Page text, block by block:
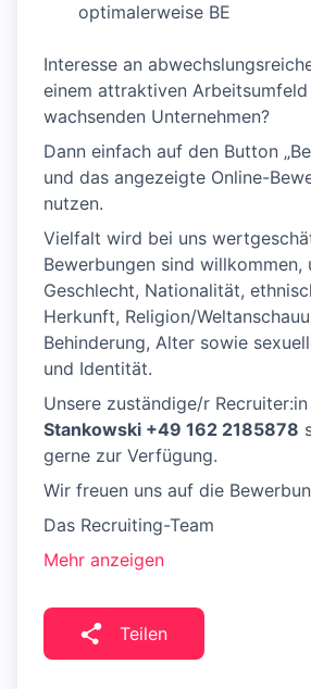
optimalerweise BE
Interesse an
einem attraktiven
wachsenden Unternehmen?
Dann einfach auf den Button
und das angezeigte Online-
nutzen.
Vielfalt wird bei uns
Bewerbungen sind willkommen,
Geschlecht, Nationalität,
Herkunft, Religion/
Behinderung, Alter sowie
und Identität.
Unsere zuständige/r Recruiter:in
Stankowski +49 162 2185878
gerne zur Verfügung.
Wir freuen uns auf die
Das Recruiting-Team
Mehr anzeigen
Teilen